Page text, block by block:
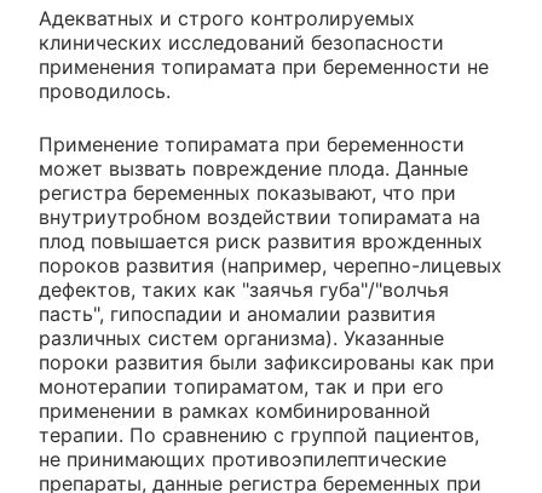
Адекватных и строго контролируемых
клинических исследований безопасности
применения топирамата при беременности не
проводилось.
Применение топирамата при беременности
может вызвать повреждение плода. Данные
регистра беременных показывают, что при
внутриутробном воздействии топирамата на
плод повышается риск развития врожденных
пороков развития (например, черепно-лицевых
дефектов, таких как "заячья губа"/"волчья
пасть", гипоспадии и аномалии развития
различных систем организма). Указанные
пороки развития были зафиксированы как при
монотерапии топираматом, так и при его
применении в рамках комбинированной
терапии. По сравнению с группой пациентов,
не принимающих противоэпилептические
препараты, данные регистра беременных при